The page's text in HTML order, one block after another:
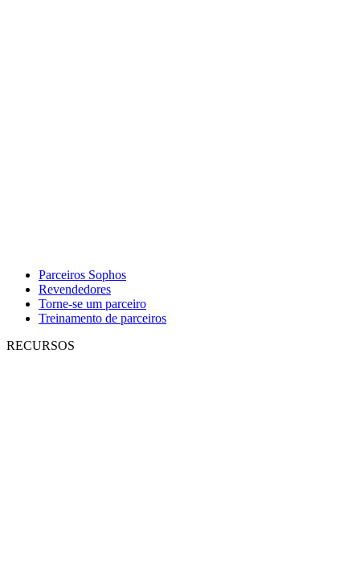
Parceiros Sophos
Revendedores
Torne-se um parceiro
Treinamento de parceiros
RECURSOS